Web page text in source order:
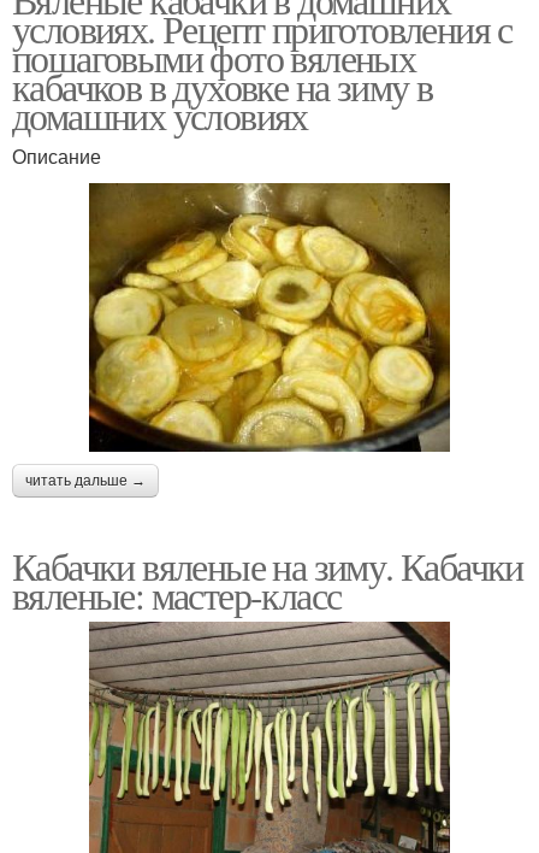
условиях. Рецепт приготовления с
пошаговыми фото вяленых
кабачков в духовке на зиму в
домашних условиях
Описание
читать дальше →
Кабачки вяленые на зиму. Кабачки
вяленые: мастер-класс